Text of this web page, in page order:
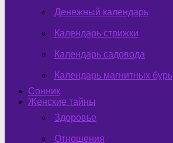
Денежный календарь
Календарь стрижки
Календарь садовода
Календарь магнитных бурь
Сонник
Женские тайны
Здоровье
Отношения